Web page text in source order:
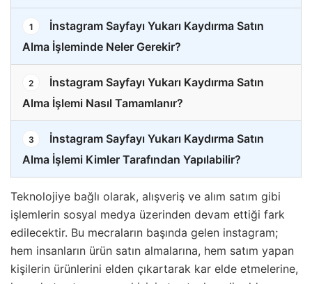
1
İnstagram Sayfayı Yukarı Kaydırma Satın
Alma İşleminde Neler Gerekir?
2
İnstagram Sayfayı Yukarı Kaydırma Satın
Alma İşlemi Nasıl Tamamlanır?
3
İnstagram Sayfayı Yukarı Kaydırma Satın
Alma İşlemi Kimler Tarafından Yapılabilir?
Teknolojiye bağlı olarak, alışveriş ve alım satım gibi
işlemlerin sosyal medya üzerinden devam ettiği fark
edilecektir. Bu mecraların başında gelen instagram;
hem insanların ürün satın almalarına, hem satım yapan
kişilerin ürünlerini elden çıkartarak kar elde etmelerine,